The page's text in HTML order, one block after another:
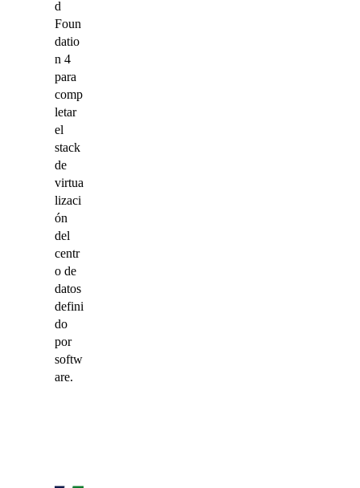
d
Foun
datio
n 4
para
comp
letar
el
stack
de
virtua
lizaci
ón
del
centr
o de
datos
defini
do
por
softw
are.